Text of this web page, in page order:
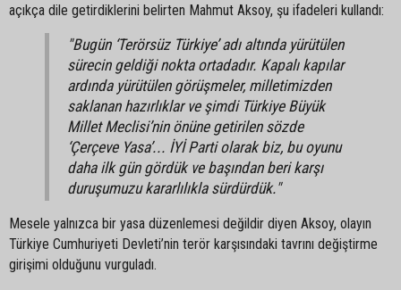
açıkça dile getirdiklerini belirten Mahmut Aksoy, şu ifadeleri kullandı:
"Bugün ‘Terörsüz Türkiye’ adı altında yürütülen
sürecin geldiği nokta ortadadır. Kapalı kapılar
ardında yürütülen görüşmeler, milletimizden
saklanan hazırlıklar ve şimdi Türkiye Büyük
Millet Meclisi’nin önüne getirilen sözde
‘Çerçeve Yasa’... İYİ Parti olarak biz, bu oyunu
daha ilk gün gördük ve başından beri karşı
duruşumuzu kararlılıkla sürdürdük."
Mesele yalnızca bir yasa düzenlemesi değildir diyen Aksoy, olayın
Türkiye Cumhuriyeti Devleti’nin terör karşısındaki tavrını değiştirme
girişimi olduğunu vurguladı.